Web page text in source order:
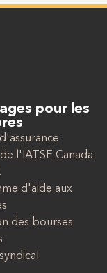
pour les
l'IATSE Canada
d'aide aux
des bourses